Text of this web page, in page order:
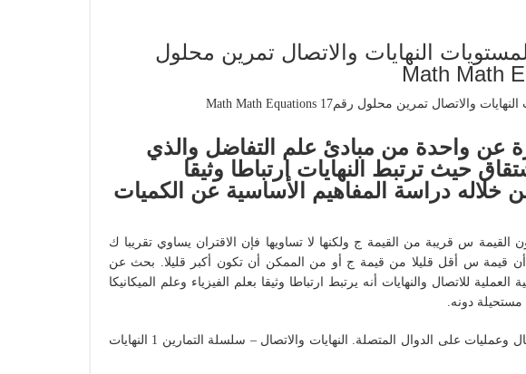
النهايات والاتصال تمرين محلول
عن واحدة من مبادئ علم التفاضل والذي
حيث ترتبط النهايات ارتباطا وثيقا
خلاله دراسة المفاهيم الأساسية عن الكميات
القيمة س قريبة من القيمة ج ولكنها لا تساويها فإن الاقتران يساوي تقريبا ك
قيمة س أقل قليلا من قيمة ج أو من الممكن أن تكون أكبر قليلا. بحث عن
العملية للاتصال والنهايات أنه يرتبط ارتباطا وثيقا بعلم الفيزياء وعلم الميكانيكا
دونه.
– صورة مجال بدالة. – الاتصال وعمليات على الدوال المتصلة. النهايات والاتصال – سلسلة التمارين 1 النهايات